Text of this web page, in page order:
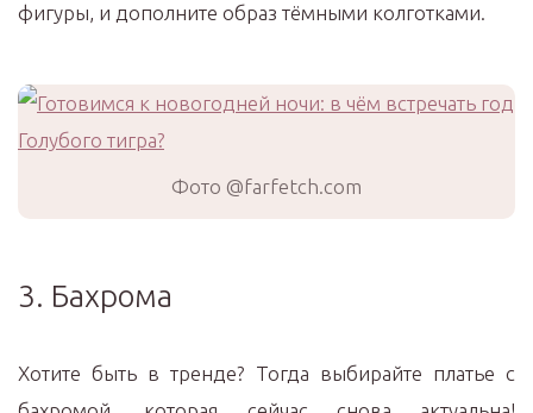
фигуры, и дополните образ тёмными колготками.
Фото @farfetch.com
3. Бахрома
Хотите быть в тренде? Тогда выбирайте платье с